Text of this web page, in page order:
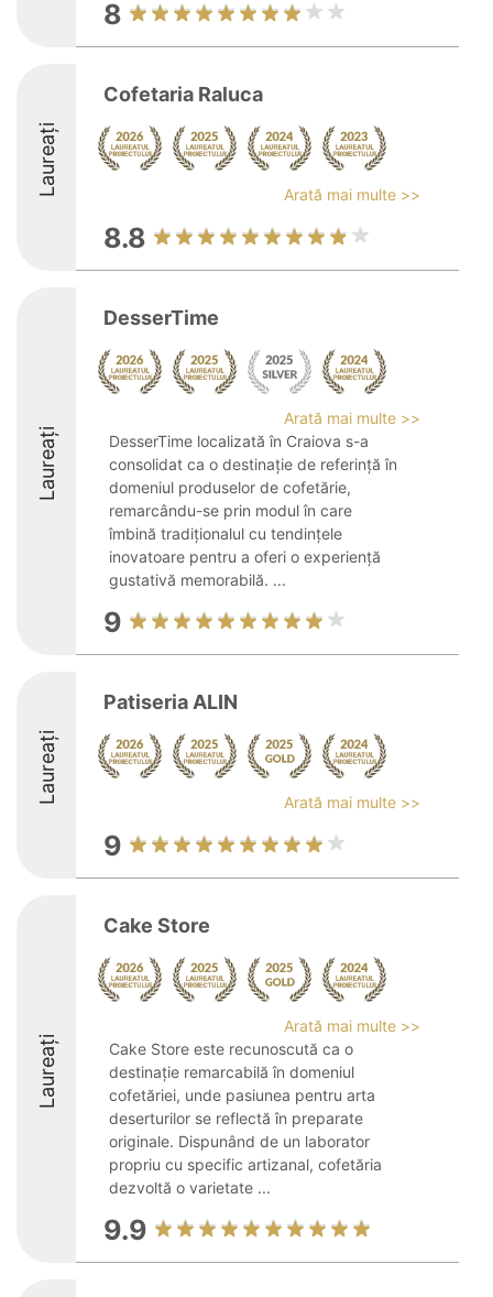
8
Laureați
Cofetaria Raluca
Arată mai multe >>
8.8
Laureați
DesserTime
Arată mai multe >>
DesserTime localizată în Craiova s-a
consolidat ca o destinație de referință în
domeniul produselor de cofetărie,
remarcându-se prin modul în care
îmbină tradiționalul cu tendințele
inovatoare pentru a oferi o experiență
gustativă memorabilă. ...
9
Laureați
Patiseria ALIN
Arată mai multe >>
9
Laureați
Cake Store
Arată mai multe >>
Cake Store este recunoscută ca o
destinație remarcabilă în domeniul
cofetăriei, unde pasiunea pentru arta
deserturilor se reflectă în preparate
originale. Dispunând de un laborator
propriu cu specific artizanal, cofetăria
dezvoltă o varietate ...
9.9